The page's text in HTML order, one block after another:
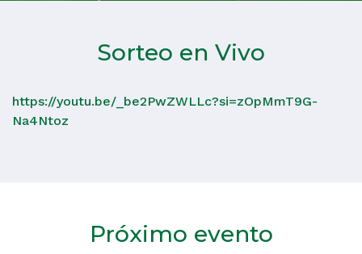
Sorteo en Vivo
https://youtu.be/_be2PwZWLLc?si=zOpMmT9G-
Na4Ntoz
Próximo evento